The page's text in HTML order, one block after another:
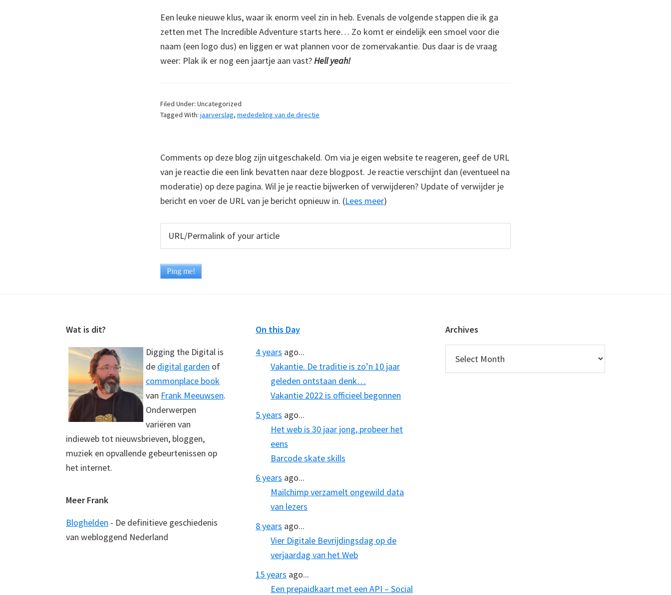
Een leuke nieuwe klus, waar ik enorm veel zin in heb. Evenals de volgende stappen die ik ga
zetten met The Incredible Adventure starts here… Zo komt er eindelijk een smoel voor die
naam (een logo dus) en liggen er wat plannen voor de zomervakantie. Dus daar is de vraag
weer: Plak ik er nog een jaartje aan vast?Hell yeah!
Filed Under: Uncategorized
Tagged With: jaarverslag, mededeling van de directie
Comments op deze blog zijn uitgeschakeld. Om via je eigen website te reageren, geef de URL
van je reactie die een link bevatten naar deze blogpost. Je reactie verschijnt dan (eventueel na
moderatie) op deze pagina. Wil je je reactie bijwerken of verwijderen? Update of verwijder je
bericht en voer de URL van je bericht opnieuw in. (Lees meer)
Wat is dit?
Digging the Digital is
de digital garden of
commonplace book
van Frank Meeuwsen.
Onderwerpen
variëren van
indieweb tot nieuwsbrieven, bloggen,
muziek en opvallende gebeurtenissen op
het internet.
Meer Frank
Bloghelden - De definitieve geschiedenis
van webloggend Nederland
On this Day
4 years ago...
Vakantie. De traditie is zo’n 10 jaar
geleden ontstaan denk…
Vakantie 2022 is officieel begonnen
5 years ago...
Het web is 30 jaar jong, probeer het
eens
Barcode skate skills
6 years ago...
Mailchimp verzamelt ongewild data
van lezers
8 years ago...
Vier Digitale Bevrijdingsdag op de
verjaardag van het Web
15 years ago...
Een prepaidkaart met een API – Social
Archives